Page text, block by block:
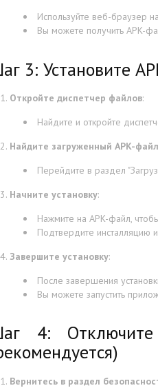
Используйте веб-браузер
Вы можете получить APK-
3: Установите
Откройте диспетчер файлов:
Найдите и откройте
Найдите загруженный APK-файл
Перейдите в раздел
Начните установку:
Нажмите на APK-файл, чтобы
Подтвердите инсталляцию
Завершите установку:
После завершения
Вы можете запустить
4: Отключите
Вернитесь в раздел